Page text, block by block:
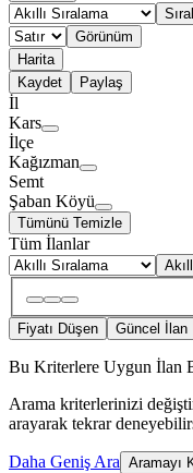
Görünüm
Harita
Kaydet
Paylaş
İl
Kars
İlçe
Kağızman
Semt
Şaban Köyü
Tümünü Temizle
Tüm İlanlar
Fiyatı Düşen Güncel İlan
Bu Kriterlere Uygun İlan
Arama kriterlerinizi
arayarak tekrar
Daha Geniş Ara Aramayı